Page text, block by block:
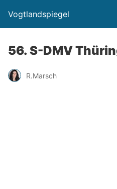
Vogtlandspiegel
56. S-DMV
R.Marsch